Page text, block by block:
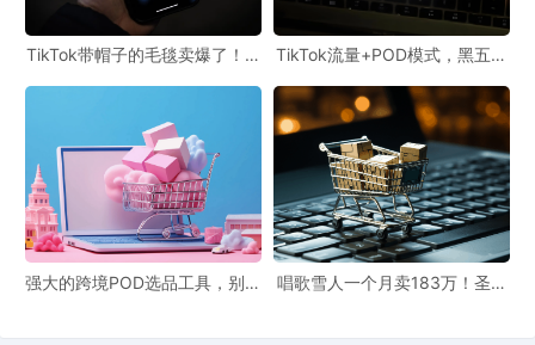
UinPOD优衣印全球定制公司，已在美国，西班牙、德国、泰国、菲
律宾、马来西亚、日本、墨西哥等多个国家本地布局印花工厂，可
定制产品丰富多样，支持一件定制一件代发，确保产品品质和48小
时交货速度，为卖家提供高品质POD柔性定制服务。
来源： https://v.douyin.com/u9jvx8CqPXc/
TikTok带帽子的毛毯卖爆了！一
TikTok流量+POD模式，黑五产
强大的跨境POD选品工具，别人
唱歌雪人一个月卖183万！圣诞